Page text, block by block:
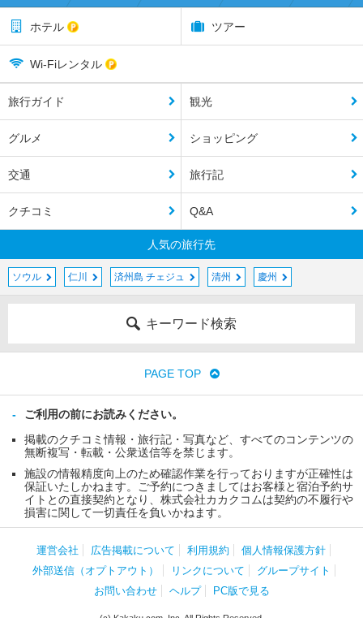
ホテル ツアー
Wi-Fiレンタル
旅行ガイド 観光
グルメ ショッピング
交通 旅行記
クチコミ Q&A
人気の旅行先
ソウル 仁川 済州島 チェジュ 清州 慶州
キーワード検索
PAGE TOP
ご利用の前にお読みください。
掲載のクチコミ情報・旅行記・写真など、すべてのコンテンツの
無断複写・転載・公衆送信等を禁じます。
施設の情報精度向上のため確認作業を行っておりますが正確性は
保証いたしかねます。ご予約につきましてはお客様と宿泊予約サ
イトとの直接契約となり、株式会社カカクコムは契約の不履行や
損害に関して一切責任を負いかねます。
運営会社 広告掲載について 利用規約
個人情報保護方針
外部送信（オプトアウト）
リンクについて
グループサイト
お問い合わせ
ヘルプ PC版で見る